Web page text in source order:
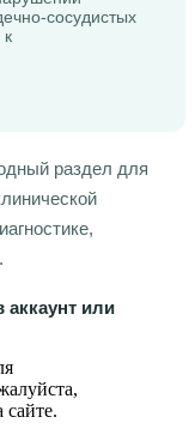
сосудистых
раздел для
или
сайте.